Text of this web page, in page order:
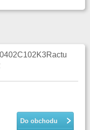
Do obchodu